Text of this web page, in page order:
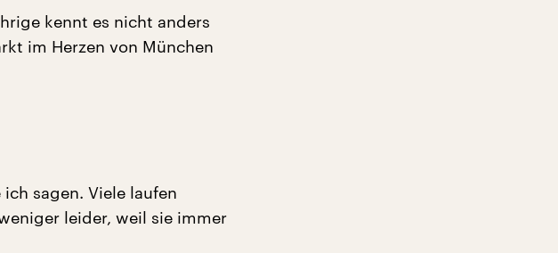
kennt es nicht anders
im Herzen von München
ich sagen. Viele laufen
leider, weil sie immer